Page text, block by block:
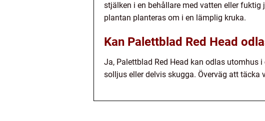
stjälken i en behållare med vatten eller
plantan planteras om i en lämplig kruka.
Kan Palettblad Red Head
Ja, Palettblad Red Head kan odlas utomhus
solljus eller delvis skugga. Överväg att täcka